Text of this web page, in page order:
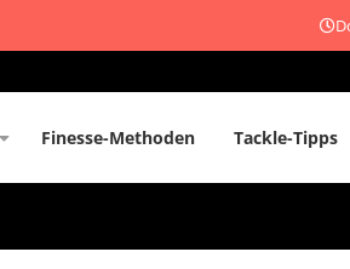
Finesse-Methoden Tackle-Tipps